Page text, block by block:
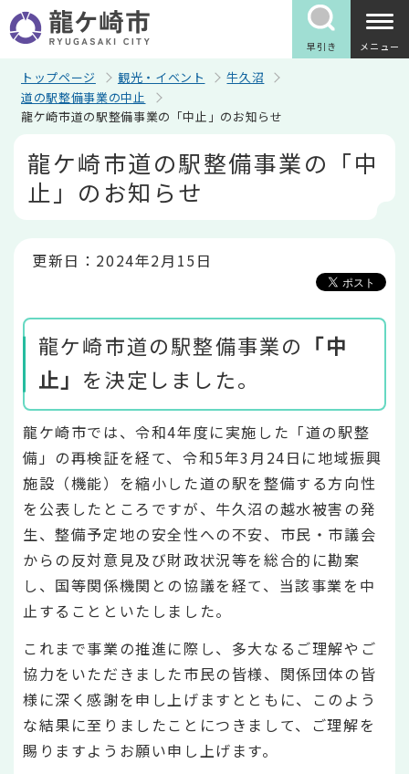
の
ペ
早引き メニュー
トップページ 観光・イベント
牛久沼
道の駅整備事業の中止
龍ケ崎市道の駅整備事業の「中止」のお知らせ
龍ケ崎市道の駅整備事業の「中
止」のお知らせ
更新日：2024年2月15日
龍ケ崎市道の駅整備事業の 「中
止」 を決定しました。
龍ケ崎市では、令和4年度に実施した「道の駅整
備」の再検証を経て、令和5年3月24日に地域振興
施設（機能）を縮小した道の駅を整備する方向性
を公表したところですが、牛久沼の越水被害の発
生、整備予定地の安全性への不安、市民・市議会
からの反対意見及び財政状況等を総合的に勘案
し、国等関係機関との協議を経て、当該事業を中
止することといたしました。
これまで事業の推進に際し、多大なるご理解やご
協力をいただきました市民の皆様、関係団体の皆
様に深く感謝を申し上げますとともに、このよう
な結果に至りましたことにつきまして、ご理解を
賜りますようお願い申し上げます。